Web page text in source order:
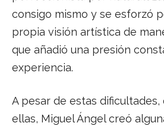
consigo mismo y se esforzó
propia visión artística de
que añadió una presión
experiencia.
A pesar de estas dificultades,
ellas, Miguel Ángel creó